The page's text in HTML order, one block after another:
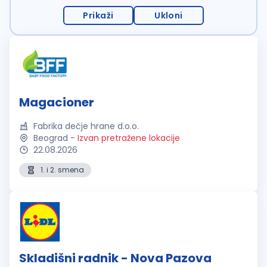
Prikaži Ukloni
Magacioner
Fabrika dečje hrane d.o.o.
Beograd - Izvan pretražene lokacije
22.08.2026
1. i 2. smena
Skladišni radnik - Nova Pazova